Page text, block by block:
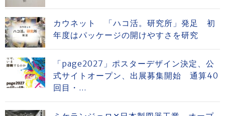
カウネット 「ハコ活。研究所」発足 初
年度はパッケージの開けやすさを研究
「page2027」ポスターデザイン決定、公
式サイトオープン、出展募集開始 通算40
回目・...